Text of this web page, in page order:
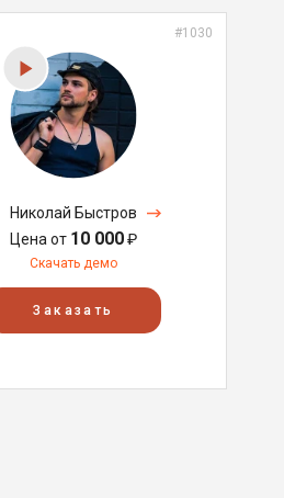
#1030
Николай Быстров
Цена от 10 000₽
Скачать демо
Заказать